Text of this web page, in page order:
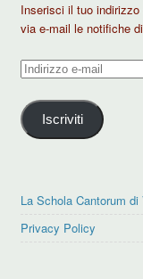
Inserisci il tuo
via e-mail le notifiche
Indirizzo
mail
Iscriviti
La Schola Cantorum di
Privacy Policy